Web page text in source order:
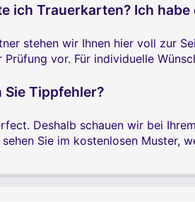
ich Trauerkarten? Ich
stehen wir Ihnen hier voll zur
Prüfung vor. Für individuelle
Sie Tippfehler?
Deshalb schauen wir bei
sehen Sie im kostenlosen Muster,